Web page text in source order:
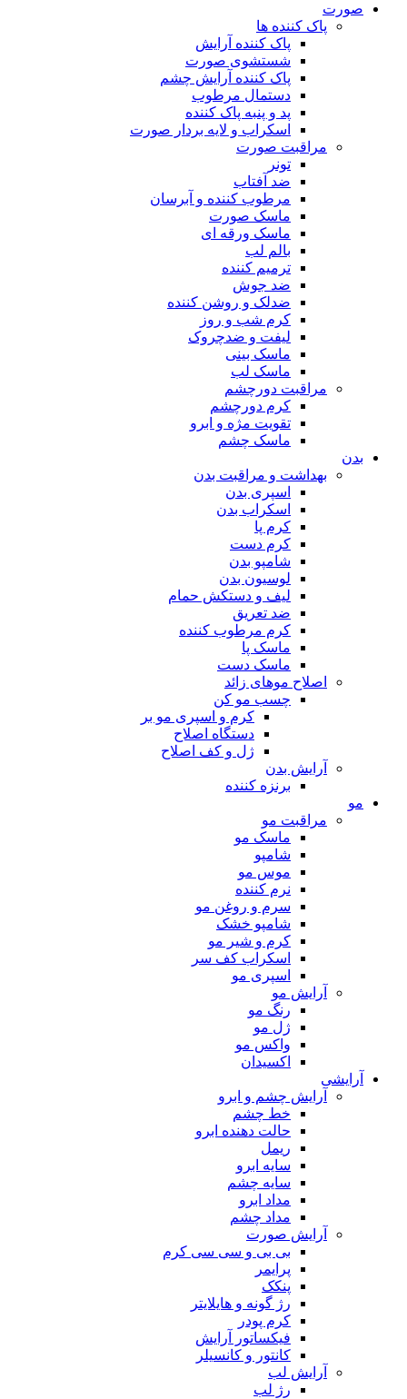
صورت
پاک کننده ها
پاک کننده آرایش
شستشوی صورت
پاک کننده آرایش چشم
دستمال مرطوب
پد و پنبه پاک کننده
اسکراب و لایه بردار صورت
مراقبت صورت
تونر
ضد آفتاب
مرطوب کننده و آبرسان
ماسک صورت
ماسک ورقه ای
بالم لب
ترمیم کننده
ضد جوش
ضدلک و روشن کننده
کرم شب و روز
لیفت و ضدچروک
ماسک بینی
ماسک لب
مراقبت دورچشم
کرم دورچشم
تقویت مژه و ابرو
ماسک چشم
بدن
بهداشت و مراقبت بدن
اسپری بدن
اسکراب بدن
کرم پا
کرم دست
شامپو بدن
لوسیون بدن
لیف و دستکش حمام
ضد تعریق
کرم مرطوب کننده
ماسک پا
ماسک دست
اصلاح موهای زائد
چسب مو کن
کرم و اسپری مو بر
دستگاه اصلاح
ژل و کف اصلاح
آرایش بدن
برنزه کننده
مو
مراقبت مو
ماسک مو
شامپو
موس مو
نرم کننده
سرم و روغن مو
شامپو خشک
کرم و شیر مو
اسکراب کف سر
اسپری مو
آرایش مو
رنگ مو
ژل مو
واکس مو
اکسیدان
آرایشی
آرایش چشم و ابرو
خط چشم
حالت دهنده ابرو
ریمل
سایه ابرو
سایه چشم
مداد ابرو
مداد چشم
آرایش صورت
بی بی و سی سی کرم
پرایمر
پنکک
رژ گونه و هایلایتر
کرم پودر
فیکساتور آرایش
کانتور و کانسیلر
آرایش لب
رژ لب